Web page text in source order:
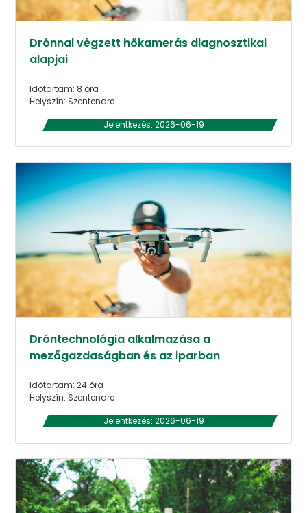
Drónnal végzett hőkamerás diagnosztikai
alapjai
Időtartam: 8 óra
Helyszín: Szentendre
Jelentkezés: 2026-06-19
Dróntechnológia alkalmazása a
mezőgazdaságban és az iparban
Időtartam: 24 óra
Helyszín: Szentendre
Jelentkezés: 2026-06-19